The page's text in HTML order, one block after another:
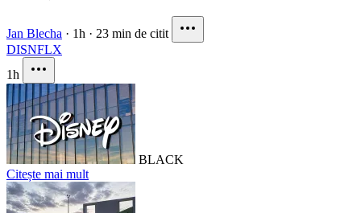
Jan Blecha · 1h · 23 min de citit
DISNFLX
1h
BLACK
Citește mai mult